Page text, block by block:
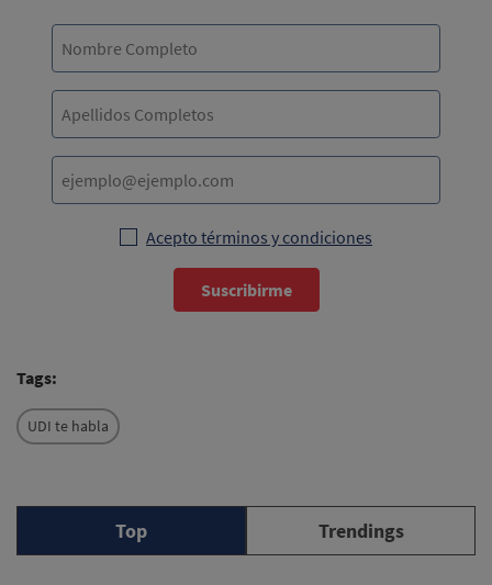
Acepto términos y condiciones
Suscribirme
Tags:
UDI te habla
Top Trendings